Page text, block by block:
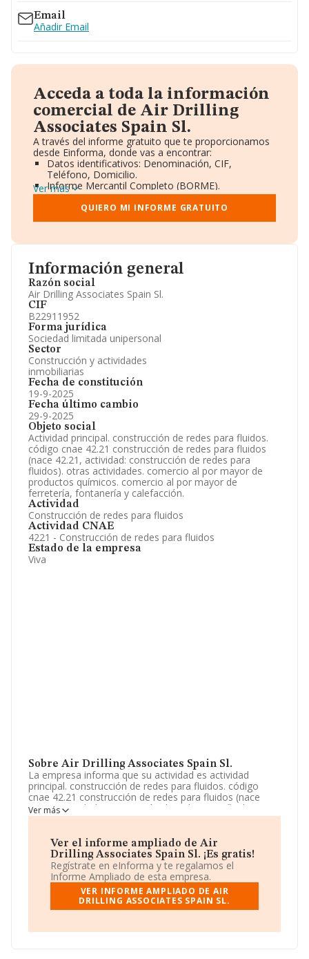
Información general
Razón social
Air Drilling Associates Spain Sl.
CIF
B22911952
Forma jurídica
Sociedad limitada unipersonal
Sector
Construcción y actividades
inmobiliarias
Fecha de constitución
19-9-2025
Fecha último cambio
29-9-2025
Objeto social
Actividad principal. construcción de redes para fluidos.
código cnae 42.21 construcción de redes para fluidos
(nace 42.21, actividad: construcción de redes para
fluidos). otras actividades. comercio al por mayor de
productos químicos. comercio al por mayor de
ferretería, fontanería y calefacción.
Actividad
Construcción de redes para fluidos
Actividad CNAE
4221 - Construcción de redes para fluidos
Estado de la empresa
Viva
Sobre Air Drilling Associates Spain Sl.
La empresa informa que su actividad es actividad
principal. construcción de redes para fluidos. código
cnae 42.21 construcción de redes para fluidos (nace
42.21, actividad: construcción de redes para fluidos).
otras actividades. comercio al por mayor de productos
fontanería y calefacción. La sociedad está inscrita en el
Registro Mercantil como Sociedad Limitada. Tiene
CNAE: 4221 - 'Construcción de redes para fluidos'. La
empresa no tiene actividad en mercados exteriores.
La sociedadAir Drilling Associates Spain S.L
B22911952, tiene domicilio fiscal en Calle Bethencourt
Tenerife, Islas Canarias.
Ver más
Ver el informe ampliado de Air
Drilling Associates Spain Sl. ¡Es gratis!
Regístrate en eInforma y te regalamos el
Informe Ampliado de esta empresa.
VER INFORME AMPLIADO DE AIR
DRILLING ASSOCIATES SPAIN SL.
Email
Añadir Email
Acceda a toda la información
comercial de Air Drilling
Associates Spain Sl.
A través del informe gratuito que te proporcionamos
desde Einforma, donde vas a encontrar:
Datos identificativos: Denominación, CIF,
Teléfono, Domicilio.
Informe Mercantil Completo (BORME).
Gráficos de Evolución Ventas y Empleados.
Consejo de Administración y Administradores.
Directivos y Ejecutivos.
Información oficial y registral complementaria.
Ver más
QUIERO MI INFORME GRATUITO